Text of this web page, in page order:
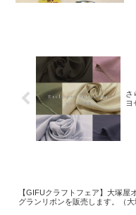
さ
ヨ
【GIFUクラフトフェア】大塚屋
グランリボンを販売します。（大